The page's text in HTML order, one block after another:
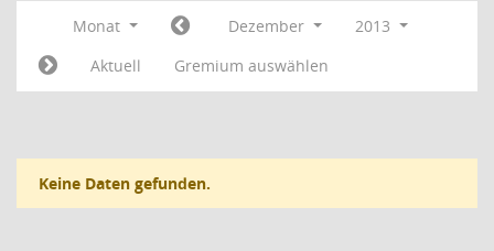
Monat Dezember
2013
Aktuell
Gremium auswählen
Keine Daten gefunden.